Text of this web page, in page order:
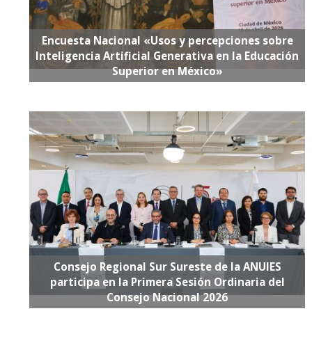
Encuesta Nacional «Usos y percepciones sobre
Inteligencia Artificial Generativa en la Educación
Superior en México»
Consejo Regional Sur Sureste de la ANUIES
participa en la Primera Sesión Ordinaria del
Consejo Nacional 2026